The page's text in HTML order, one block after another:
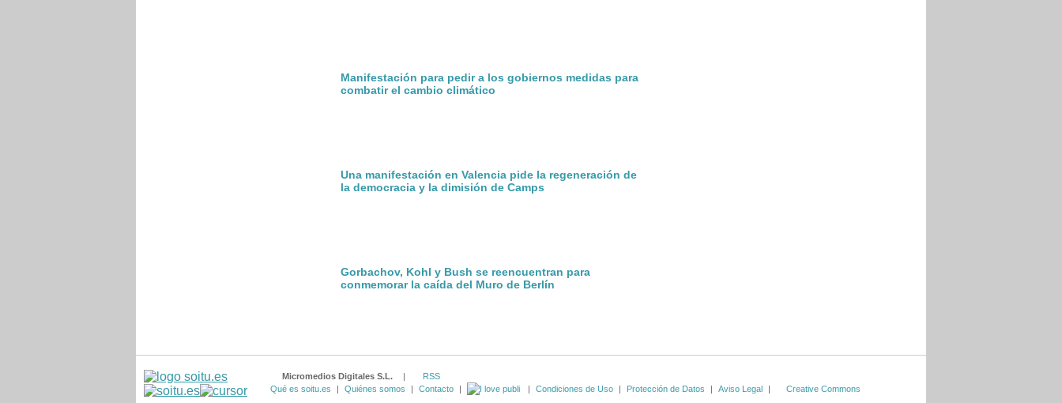
Manifestación para pedir a los gobiernos medidas para
combatir el cambio climático
Una manifestación en Valencia pide la regeneración de
la democracia y la dimisión de Camps
Gorbachov, Kohl y Bush se reencuentran para
conmemorar la caída del Muro de Berlín
Micromedios Digitales S.L. |
RSS
Qué es soitu.es
| Quiénes somos | Contacto | | Condiciones de Uso | Protección de Datos | Aviso Legal | Creative Commons